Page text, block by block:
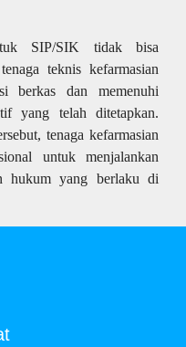
SIP/SIK tidak bisa
teknis kefarmasian
berkas dan memenuhi
yang telah ditetapkan.
tenaga kefarmasian
untuk menjalankan
hukum yang berlaku di